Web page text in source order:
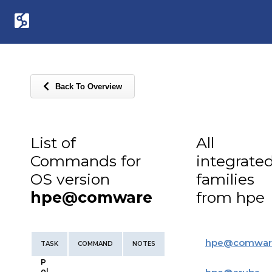
Back To Overview
List of
Commands for
OS version
hpe@comware
TASK COMMAND NOTES
P
All
families
from hpe
hpe@